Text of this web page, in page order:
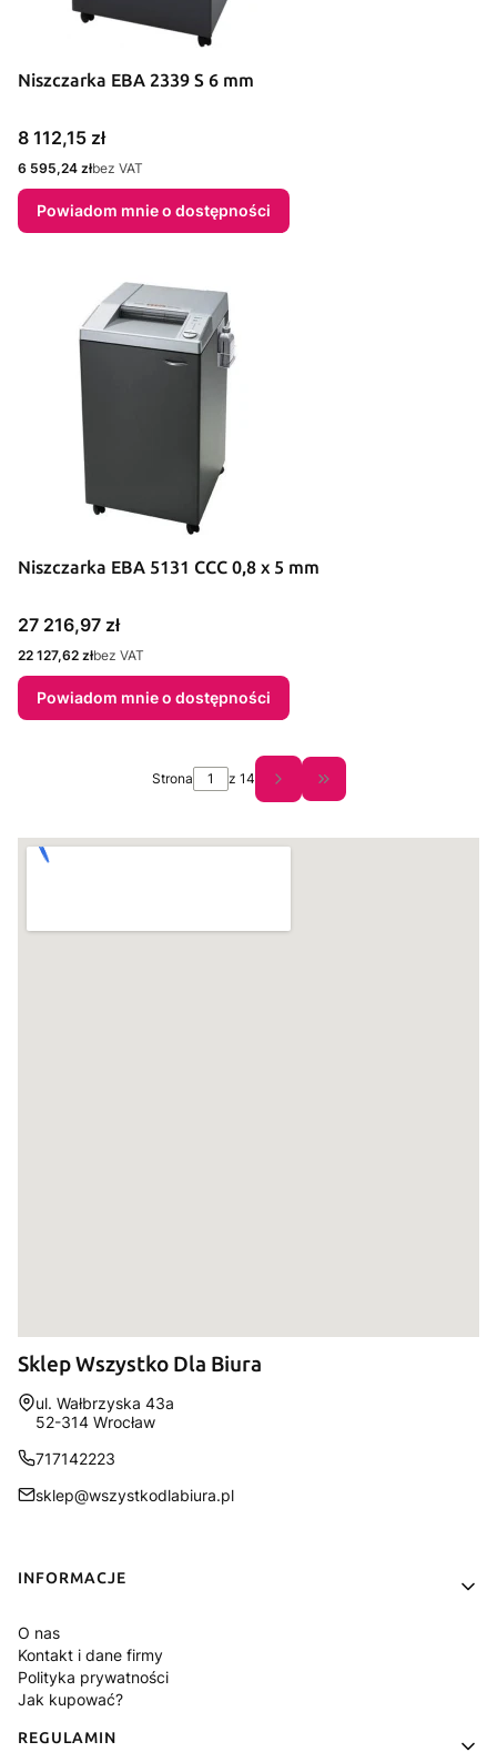
Niszczarka EBA 2339 S 6 mm
Cena
8 112,15 zł
Cena
6 595,24 złbez VAT
Powiadom mnie o dostępności
Niszczarka EBA 5131 CCC 0,8 x 5 mm
Cena
27 216,97 zł
Cena
22 127,62 złbez VAT
Powiadom mnie o dostępności
Strona z 14 Przejdź do ostatniej
Sklep Wszystko Dla Biura
Adres:
ul. Wałbrzyska 43a
52-314 Wrocław
717142223
sklep@wszystkodlabiura.pl
Linki w stopce
INFORMACJE
O nas
Kontakt i dane firmy
Polityka prywatności
Jak kupować?
REGULAMIN